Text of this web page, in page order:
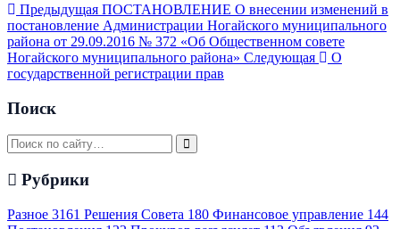
Предыдущая ПОСТАНОВЛЕНИЕ О внесении изменений в
постановление Администрации Ногайского муниципального
района от 29.09.2016 № 372 «Об Общественном совете
Ногайского муниципального района» Следующая
О
государственной регистрации прав
Поиск
Рубрики
Разное 3161 Решения Совета 180 Финансовое управление 144